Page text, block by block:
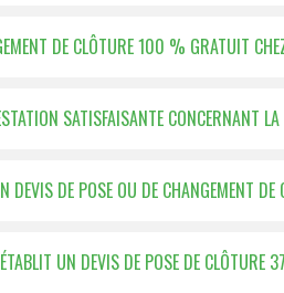
DE CLÔTURE 100 % GRATUIT
SATISFAISANTE CONCERNANT
DEVIS DE POSE OU DE CHANGEMENT
UN DEVIS DE POSE DE CLÔTURE